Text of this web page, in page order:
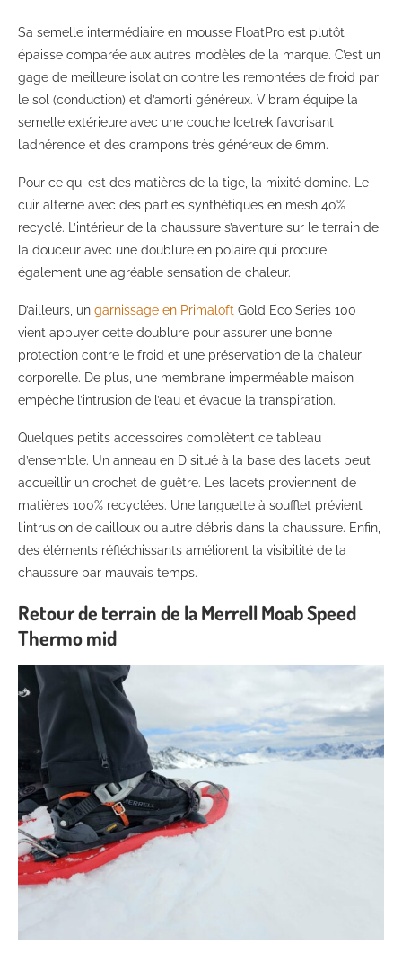
Sa semelle intermédiaire en mousse FloatPro est plutôt
épaisse comparée aux autres modèles de la marque. C’est un
gage de meilleure isolation contre les remontées de froid par
le sol (conduction) et d’amorti généreux. Vibram équipe la
semelle extérieure avec une couche Icetrek favorisant
l’adhérence et des crampons très généreux de 6mm.
Pour ce qui est des matières de la tige, la mixité domine. Le
cuir alterne avec des parties synthétiques en mesh 40%
recyclé. L’intérieur de la chaussure s’aventure sur le terrain de
la douceur avec une doublure en polaire qui procure
également une agréable sensation de chaleur.
D’ailleurs, un garnissage en Primaloft Gold Eco Series 100
vient appuyer cette doublure pour assurer une bonne
protection contre le froid et une préservation de la chaleur
corporelle. De plus, une membrane imperméable maison
empêche l’intrusion de l’eau et évacue la transpiration.
Quelques petits accessoires complètent ce tableau
d’ensemble. Un anneau en D situé à la base des lacets peut
accueillir un crochet de guêtre. Les lacets proviennent de
matières 100% recyclées. Une languette à soufflet prévient
l’intrusion de cailloux ou autre débris dans la chaussure. Enfin,
des éléments réfléchissants améliorent la visibilité de la
chaussure par mauvais temps.
Retour de terrain de la Merrell Moab Speed
Thermo mid